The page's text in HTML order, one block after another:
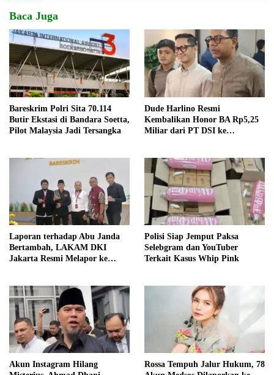
Baca Juga
Bareskrim Polri Sita 70.114
Butir Ekstasi di Bandara Soetta,
Pilot Malaysia Jadi Tersangka
Dude Harlino Resmi
Kembalikan Honor BA Rp5,25
Miliar dari PT DSI ke
Laporan terhadap Abu Janda
Bertambah, LAKAM DKI
Jakarta Resmi Melapor ke
Polisi Siap Jemput Paksa
Selebgram dan YouTuber
Terkait Kasus Whip Pink
Akun Instagram Hilang
Rossa Tempuh Jalur Hukum, 78